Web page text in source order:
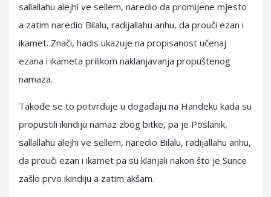
sallallahu alejhi ve sellem, naredio da promijene mjesto
a zatim naredio Bilalu, radijallahu anhu, da prouči ezan i
ikamet. Znači, hadis ukazuje na propisanost učenaj
ezana i ikameta prilikom naklanjavanja propuštenog
namaza.
Takođe se to potvrđuje u događaju na Handeku kada su
propustili ikindiju namaz zbog bitke, pa je Poslanik,
sallallahu alejhi ve sellem, naredio Bilalu, radijallahu anhu,
da prouči ezan i ikamet pa su klanjali nakon što je Sunce
zašlo prvo ikindiju a zatim akšam.